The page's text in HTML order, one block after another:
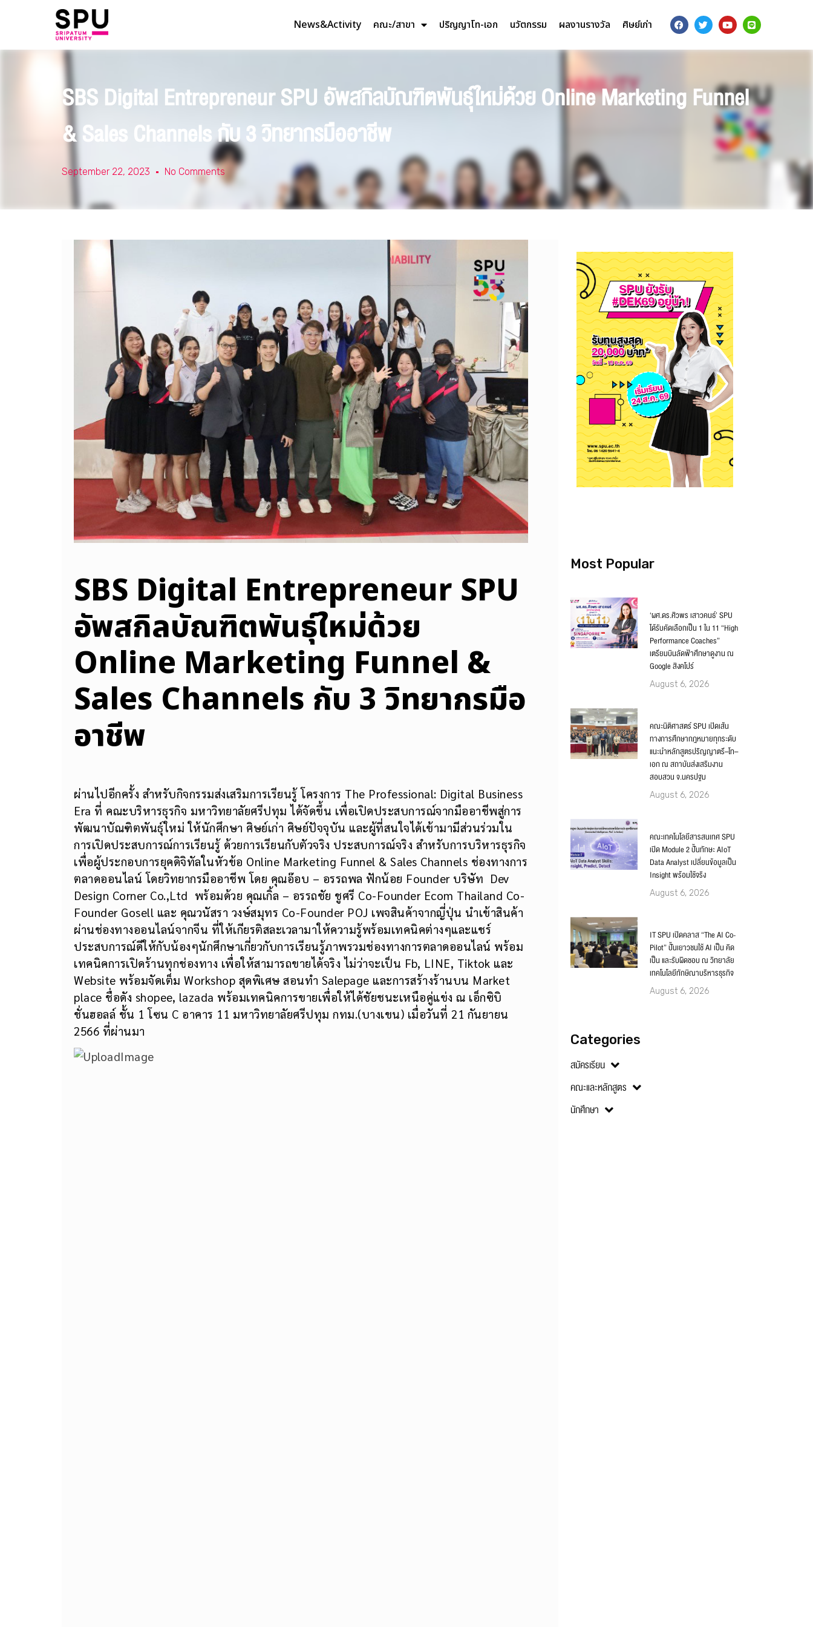
News&Activity คณะ/สาขา ปริญญาโท-เอก นวัตกรรม ผลงานรางวัล ศิษย์เก่า
SBS Digital Entrepreneur SPU อัพสกิลบัณฑิตพันธุ์ใหม่ด้วย Online Marketing Funnel
& Sales Channels กับ 3 วิทยากรมืออาชีพ
September 22, 2023 No Comments
SBS Digital Entrepreneur SPU
อัพสกิลบัณฑิตพันธุ์ใหม่ด้วย
Online Marketing Funnel &
Sales Channels กับ 3 วิทยากรมือ
อาชีพ
ผ่านไปอีกครั้ง สำหรับกิจกรรมส่งเสริมการเรียนรู้ โครงการ The Professional: Digital Business
Era ที่ คณะบริหารธุรกิจ มหาวิทยาลัยศรีปทุม ได้จัดขึ้น เพื่อเปิดประสบการณ์จากมืออาชีพสู่การ
พัฒนาบัณฑิตพันธุ์ใหม่ ให้นักศึกษา ศิษย์เก่า ศิษย์ปัจจุบัน และผู้ที่สนใจได้เข้ามามีส่วนร่วมใน
การเปิดประสบการณ์การเรียนรู้ ด้วยการเรียนกับตัวจริง ประสบการณ์จริง สำหรับการบริหารธุรกิจ
เพื่อผู้ประกอบการยุคดิจิทัลในหัวข้อ Online Marketing Funnel & Sales Channels ช่องทางการ
ตลาดออนไลน์ โดยวิทยากรมืออาชีพ โดย คุณอ๊อบ – อรรถพล ฟักน้อย Founder บริษัท Dev
Design Corner Co.,Ltd พร้อมด้วย คุณเกิ้ล – อรรถชัย ชูศรี Co-Founder Ecom Thailand Co-
Founder Gosell และ คุณวนัสรา วงษ์สมุทร Co-Founder POJ เพจสินค้าจากญี่ปุ่น นำเข้าสินค้า
ผ่านช่องทางออนไลน์จากจีน ที่ให้เกียรติสละเวลามาให้ความรู้พร้อมเทคนิคต่างๆและแชร์
ประสบการณ์ดีให้กับน้องๆนักศึกษาเกี่ยวกับการเรียนรู้ภาพรวมช่องทางการตลาดออนไลน์ พร้อม
เทคนิคการเปิดร้านทุกช่องทาง เพื่อให้สามารถขายได้จริง ไม่ว่าจะเป็น Fb, LINE, Tiktok และ
Website พร้อมจัดเต็ม Workshop สุดพิเศษ สอนทำ Salepage และการสร้างร้านบน Market
place ชื่อดัง shopee, lazada พร้อมเทคนิคการขายเพื่อให้ได้ชัยชนะเหนือคู่แข่ง ณ เอ็กซิบิ
ชั่นฮอลล์ ชั้น 1 โซน C อาคาร 11 มหาวิทยาลัยศรีปทุม กทม.(บางเขน) เมื่อวันที่ 21 กันยายน
2566 ที่ผ่านมา
Most Popular
‘ผศ.ดร.ศิวพร เสาวคนธ์’ SPU
ได้รับคัดเลือกเป็น 1 ใน 11 “High
Performance Coaches”
เตรียมบินลัดฟ้าศึกษาดูงาน ณ
Google สิงคโปร์
August 6, 2026
คณะนิติศาสตร์ SPU เปิดเส้น
ทางการศึกษากฎหมายทุกระดับ
แนะนำหลักสูตรปริญญาตรี–โท–
เอก ณ สถาบันส่งเสริมงาน
สอบสวน จ.นครปฐม
August 6, 2026
คณะเทคโนโลยีสารสนเทศ SPU
เปิด Module 2 ปั้นทักษะ AIoT
Data Analyst เปลี่ยนข้อมูลเป็น
Insight พร้อมใช้จริง
August 6, 2026
IT SPU เปิดคลาส “The AI Co-
Pilot” ปั้นเยาวชนใช้ AI เป็น คิด
เป็น และรับผิดชอบ ณ วิทยาลัย
เทคโนโลยีทักษิณาบริหารธุรกิจ
August 6, 2026
Categories
สมัครเรียน
คณะและหลักสูตร
นักศึกษา